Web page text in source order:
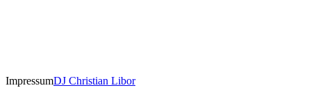
ImpressumDJ Christian Libor